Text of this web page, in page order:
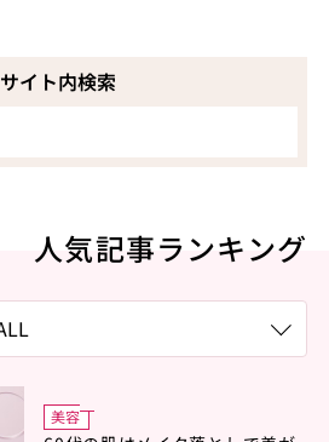
サイト内検索
人気記事ランキング
美容